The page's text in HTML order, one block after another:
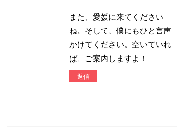
また、愛媛に来てください
ね。そして、僕にもひと言声
かけてください。空いていれ
ば、ご案内しますよ！
返信